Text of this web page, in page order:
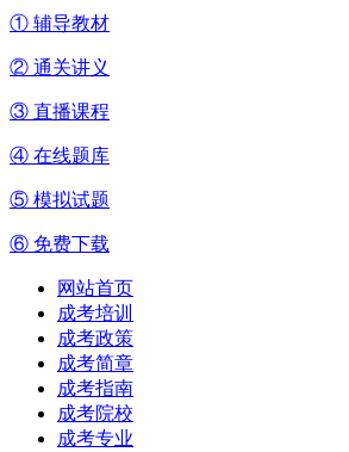
① 辅导教材
② 通关讲义
③ 直播课程
④ 在线题库
⑤ 模拟试题
⑥ 免费下载
网站首页
成考培训
成考政策
成考简章
成考指南
成考院校
成考专业